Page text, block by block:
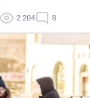
2 204 8